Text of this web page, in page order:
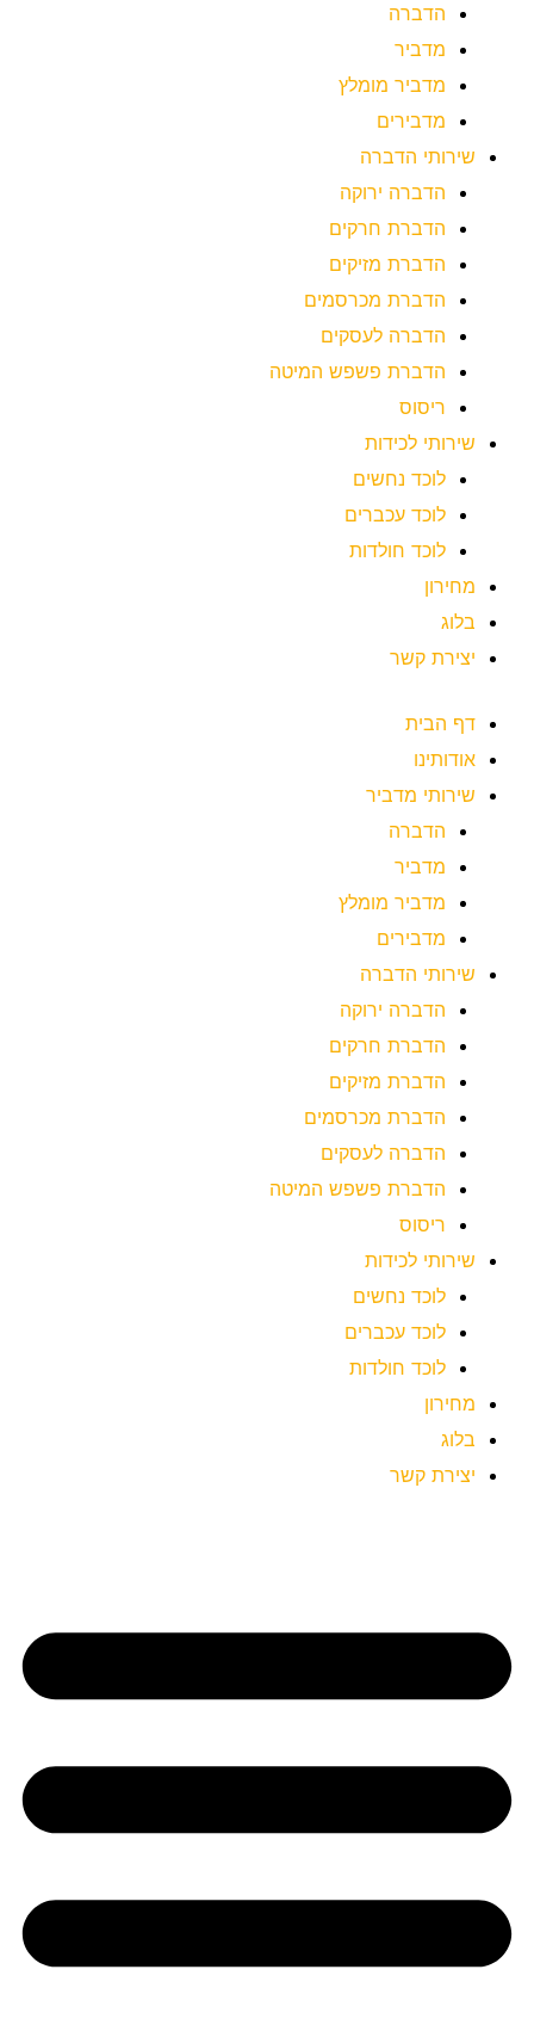
הדברה
מדביר
מדביר מומלץ
מדבירים
שירותי הדברה
הדברה ירוקה
הדברת חרקים
הדברת מזיקים
הדברת מכרסמים
הדברה לעסקים
הדברת פשפש המיטה
ריסוס
שירותי לכידות
לוכד נחשים
לוכד עכברים
לוכד חולדות
מחירון
בלוג
יצירת קשר
דף הבית
אודותינו
שירותי מדביר
הדברה
מדביר
מדביר מומלץ
מדבירים
שירותי הדברה
הדברה ירוקה
הדברת חרקים
הדברת מזיקים
הדברת מכרסמים
הדברה לעסקים
הדברת פשפש המיטה
ריסוס
שירותי לכידות
לוכד נחשים
לוכד עכברים
לוכד חולדות
מחירון
בלוג
יצירת קשר